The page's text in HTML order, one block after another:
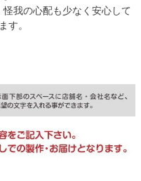
我の心配も少なく安心して
す。